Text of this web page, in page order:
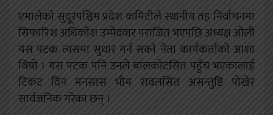
एमालेको सुदूरपश्चिम प्रदेश कमिटीले स्थानीय तह निर्वाचनमा
सिफारिश अधिकाँश उम्मेदवार पराजित भएपछि अध्यक्ष ओली
यस पटक त्यसमा सुधार गर्न सक्ने नेता कार्यकर्ताको आशा
थियो । यस पटक पनि उनले बालकोटसित पहुँच भएकालाई
टिकट दिन मनसास भीम रावलसित असन्तुष्टि पोखेर
सार्वजनिक गरेका छन् ।